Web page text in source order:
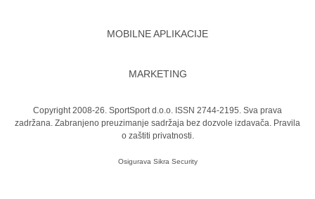
MOBILNE APLIKACIJE
MARKETING
Copyright 2008-26. SportSport d.o.o. ISSN 2744-2195. Sva prava
zadržana. Zabranjeno preuzimanje sadržaja bez dozvole izdavača. Pravila
o zaštiti privatnosti.
Osigurava Sikra Security